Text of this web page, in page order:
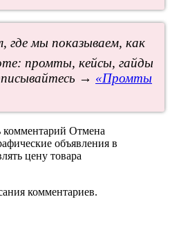
где мы показываем, как
промты, кейсы, гайды
→ «Промты
комментарий Отмена
объявления в
цену товара
комментариев.